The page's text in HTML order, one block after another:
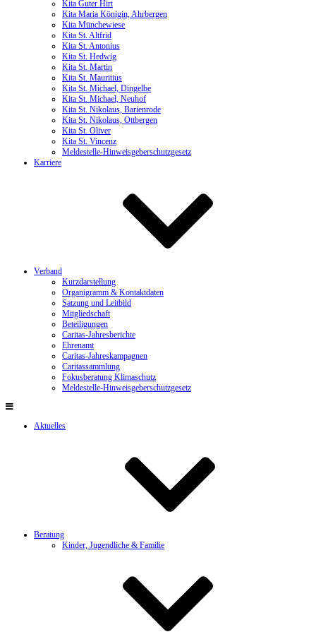
Kita Guter Hirt
Kita Maria Königin, Ahrbergen
Kita Münchewiese
Kita St. Altfrid
Kita St. Antonius
Kita St. Hedwig
Kita St. Martin
Kita St. Mauritius
Kita St. Michael, Dingelbe
Kita St. Michael, Neuhof
Kita St. Nikolaus, Barienrode
Kita St. Nikolaus, Ottbergen
Kita St. Oliver
Kita St. Vincenz
Meldestelle-Hinweisgeberschutzgesetz
Karriere
Verband
Kurzdarstellung
Organigramm & Kontaktdaten
Satzung und Leitbild
Mitgliedschaft
Beteiligungen
Caritas-Jahresberichte
Ehrenamt
Caritas-Jahreskampagnen
Caritassammlung
Fokusberatung Klimaschutz
Meldestelle-Hinweisgeberschutzgesetz
Aktuelles
Beratung
Kinder, Jugendliche & Familie